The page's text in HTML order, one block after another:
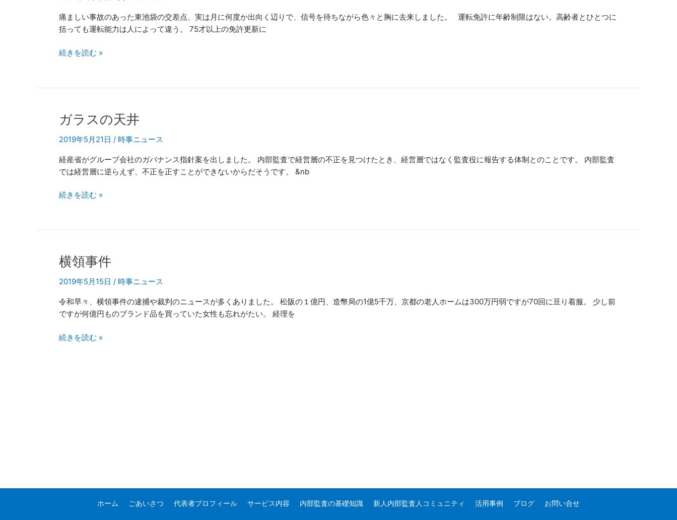
痛ましい事故のあった東池袋の交差点、実は月に何度か出向く辺りで、信号を待ちながら色々と胸に去来しました。 運転免許に年齢制限はない。高齢者とひとつに
括っても運転能力は人によって違う。 75才以上の免許更新に
主
返
続きを読む »
ガラスの天井
2019年5月21日 / 時事ニュース
経産省がグループ会社のガバナンス指針案を出しました。 内部監査で経営層の不正を見つけたとき、経営層ではなく監査役に報告する体制とのことです。 内部監査
では経営層に逆らえず、不正を正すことができないからだそうです。 &nb
ガ
ラ
ス
天
井
続きを読む »
横領事件
2019年5月15日 / 時事ニュース
令和早々、横領事件の逮捕や裁判のニュースが多くありました。 松阪の１億円、造幣局の1億5千万、京都の老人ホームは300万円弱ですが70回に亘り着服。 少し前
ですが何億円ものブランド品を買っていた女性も忘れがたい。 経理を
横
領
事
続きを読む »
ホーム ごあいさつ 代表者プロフィール サービス内容 内部監査の基礎知識 新人内部監査人コミュニティ 活用事例 ブログ お問い合せ